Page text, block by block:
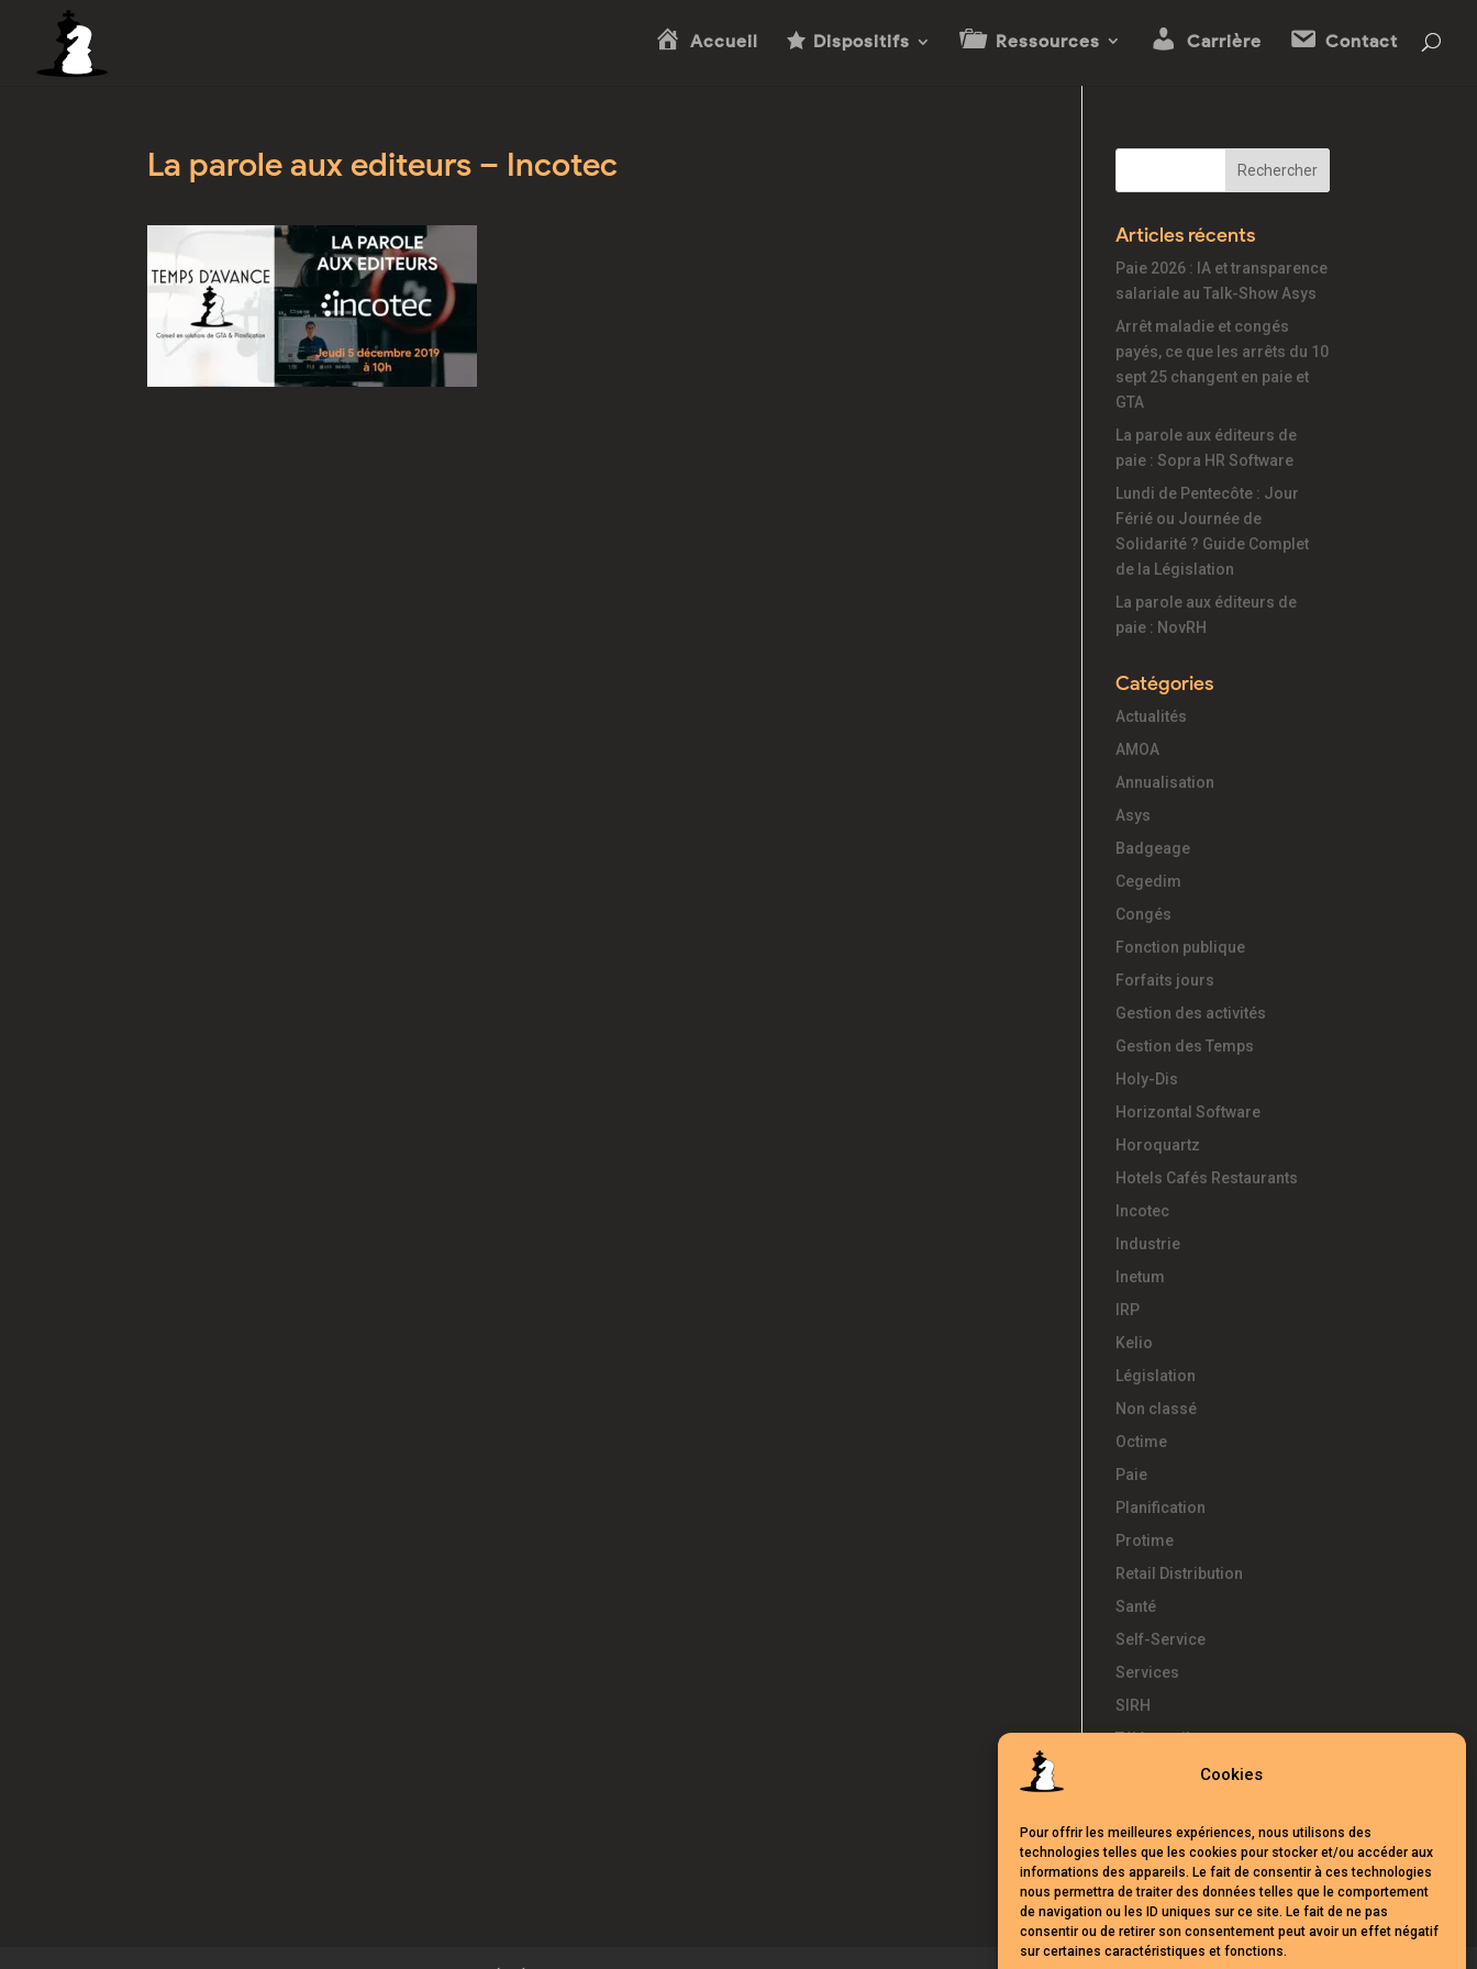
Cookies
Pour offrir les meilleures expériences, nous utilisons des
technologies telles que les cookies pour stocker et/ou accéder aux
informations des appareils. Le fait de consentir à ces technologies
nous permettra de traiter des données telles que le comportement
de navigation ou les ID uniques sur ce site. Le fait de ne pas
consentir ou de retirer son consentement peut avoir un effet négatif
sur certaines caractéristiques et fonctions.
Accueil Dispositifs Ressources Carrière Contact
La parole aux editeurs – Incotec
Articles récents
Paie 2026 : IA et transparence
salariale au Talk-Show Asys
Arrêt maladie et congés
payés, ce que les arrêts du 10
sept 25 changent en paie et
GTA
La parole aux éditeurs de
paie : Sopra HR Software
Lundi de Pentecôte : Jour
Férié ou Journée de
Solidarité ? Guide Complet
de la Législation
La parole aux éditeurs de
paie : NovRH
Catégories
Actualités
AMOA
Annualisation
Asys
Badgeage
Cegedim
Congés
Fonction publique
Forfaits jours
Gestion des activités
Gestion des Temps
Holy-Dis
Horizontal Software
Horoquartz
Hotels Cafés Restaurants
Incotec
Industrie
Inetum
IRP
Kelio
Législation
Non classé
Octime
Paie
Planification
Protime
Retail Distribution
Santé
Self-Service
Services
SIRH
Télétravail
Témoignages
UKG
Webinars